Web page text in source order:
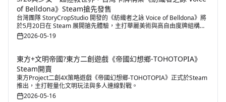
of Belldona》Steam搶先發售
台灣團隊 StoryCropStudio 開發的《紡織者之詠 Voice of Belldona》將
於5月20日在 Steam 展開搶先體驗，主打華麗美術與高自由度牌組構築
玩法。
2026-05-19
東方+文明帝國?東方二創遊戲《帝國幻想鄉-TOHOTOPIA》
Steam開賣
東方Project二創4X策略遊戲《帝國幻想鄉-TOHOTOPIA》正式於Steam
推出，主打輕量化文明玩法與多人連線對戰。
2026-05-16